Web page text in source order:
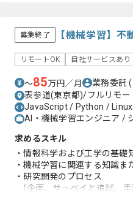
募集終了 【機械学習】
リモートOK 自社サービスあり
〜85万円／月 業務委託
表参道(東京都)/フルリモー
JavaScript / Python /
AI・機械学習エンジニア /
求めるスキル
・情報科学および工学の基礎
・機械学習に関連する知識ま
・研究開発のプロセス
(企画、サーベイと追試、手